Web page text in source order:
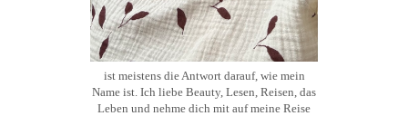
ist meistens die Antwort darauf, wie mein
Name ist. Ich liebe Beauty, Lesen, Reisen, das
Leben und nehme dich mit auf meine Reise